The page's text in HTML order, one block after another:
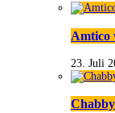
Amtico
23. Juli